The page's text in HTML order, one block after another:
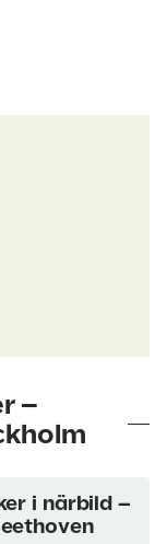
–
i närbild –